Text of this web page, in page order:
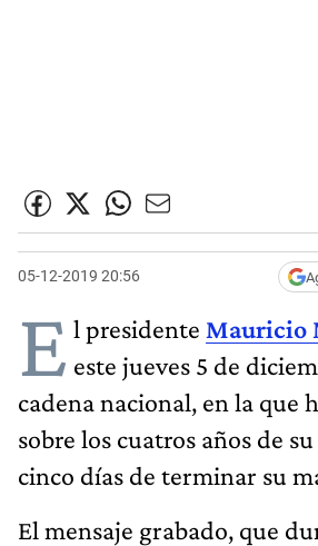
05-12-2019 20:56
E l presidente Mauricio
este jueves 5 de
cadena nacional, en la que
sobre los cuatros años de
cinco días de terminar su
El mensaje grabado, que